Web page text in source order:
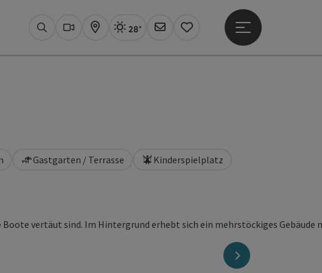
SuchenWebcams
KarteAktuelles Wetter Linz, sonnig
28°
Newsletter
Merkzettel
Hauptmenü öffnen
nächstes Element
Gastgarten / Terrasse Kinderspielplatz